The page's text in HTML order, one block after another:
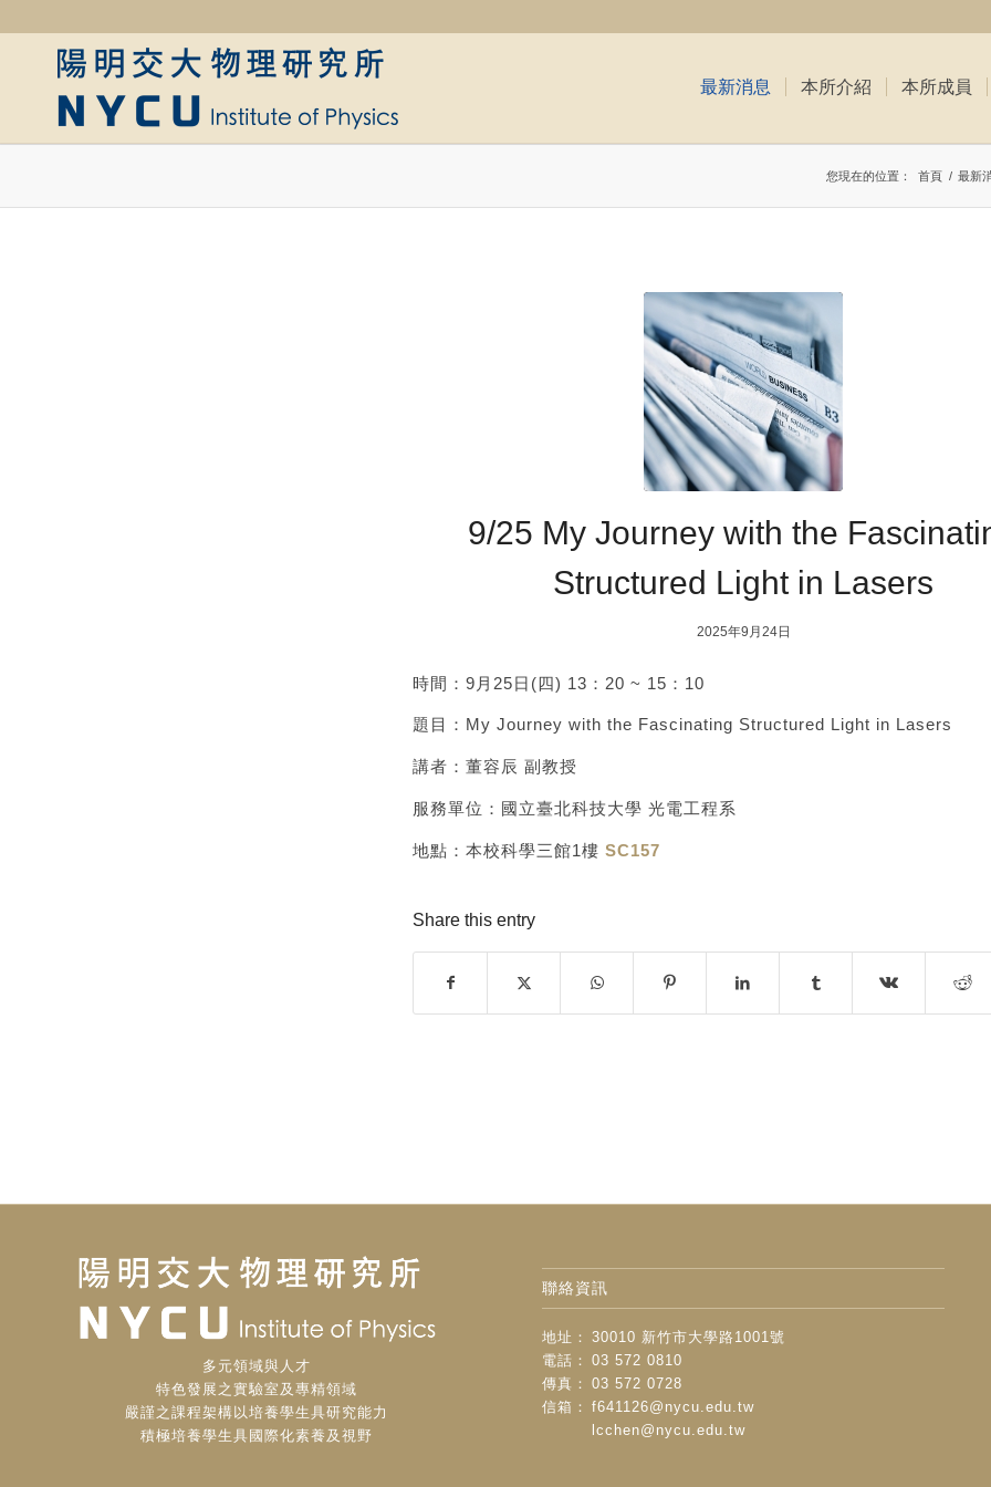
最新消息 本所介紹 本所成員
您現在的位置： 首頁 / 最新
9/25 My Journey with the
Structured Light in Lasers
2025年9月24日
時間：9月25日(四) 13：20 ~ 15：10
題目：My Journey with the Fascinating Structured Light in Lasers
講者：董容辰 副教授
服務單位：國立臺北科技大學 光電工程系
地點：本校科學三館1樓 SC157
Share this entry
多元領域與人才
特色發展之實驗室及專精領域
嚴謹之課程架構以培養學生具研究能力
積極培養學生具國際化素養及視野
聯絡資訊
地址：
30010 新竹市大學路1001號
電話：
03 572 0810
傳真：
03 572 0728
信箱：
f641126@nycu.edu.tw
lcchen@nycu.edu.tw